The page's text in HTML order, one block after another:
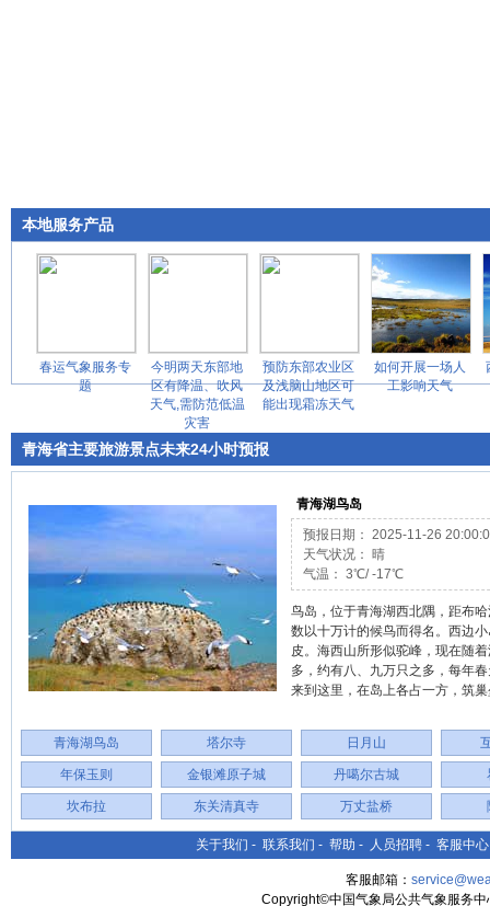
本地服务产品
春运气象服务专
题
今明两天东部地
区有降温、吹风
天气,需防范低温
灾害
预防东部农业区
及浅脑山地区可
能出现霜冻天气
如何开展一场人
工影响天气
青海省主要旅游景点未来24小时预报
青海湖鸟岛
预报日期： 2025-11-26
天气状况： 晴
气温： 3℃/ -17℃
鸟岛，位于青海湖西北隅，距布
数以十万计的候鸟而得名。西边
皮。海西山所形似驼峰，现在随
多，约有八、九万只之多，每年
来到这里，在岛上各占一方，筑
青海湖鸟岛 塔尔寺 日月山
年保玉则 金银滩原子城 丹噶尔古城
坎布拉 东关清真寺 万丈盐桥
关于我们 - 联系我们 - 帮助 - 人员招聘 - 客服中心
客服邮箱：
Copyright©中国气象局公共气象服务